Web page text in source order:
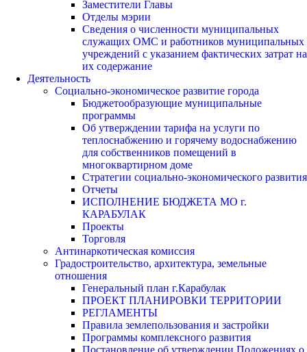
Заместители Главы
Отделы мэрии
Сведения о численности муниципальных
служащих ОМС и работников муниципальных
учреждений с указанием фактических затрат на
их содержание
Деятельность
Социально-экономическое развитие города
Бюджетообразующие муниципальные
программы
Об утверждении тарифа на услуги по
теплоснабжению и горячему водоснабжению
для собственников помещений в
многоквартирном доме
Стратегии социально-экономического развития
Отчеты
ИСПОЛНЕНИЕ БЮДЖЕТА МО г.
КАРАБУЛАК
Проекты
Торговля
Антинаркотическая комиссия
Градостроительство, архитектура, земельные
отношения
Генеральный план г.Карабулак
ПРОЕКТ ПЛАНИРОВКИ ТЕРРИТОРИИ
РЕГЛАМЕНТЫ
Правила землепользования и застройки
Программы комплексного развития
Постановление об утверждении Положениях о